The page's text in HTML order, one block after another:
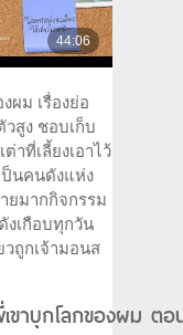
ผม เรื่องย่อ
วสูง ชอบเก็บ
าที่เลี้ยงเอาไว้
ป็นคนดังแห่ง
ยมากกิจกรรม
งเกือบทุกวัน
ถูกเจ้ามอนส
ขาบุกโลกของผม ต